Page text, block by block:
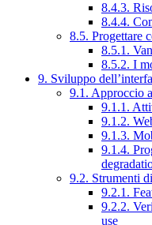
8.4.3.
8.4.4.
8.5. Progettare
8.5.1.
8.5.2. I
9. Sviluppo
9.1. Approccio
9.1.1.
9.1.2.
9.1.3.
9.1.4.
9.2. Strumenti
9.2.1.
9.2.2.
use